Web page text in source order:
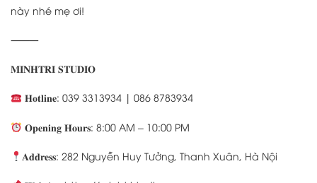
này nhé mẹ ơi!
⸻
𝐌𝐈𝐍𝐇𝐓𝐑𝐈 𝐒𝐓𝐔𝐃𝐈𝐎
𝐇𝐨𝐭𝐥𝐢𝐧𝐞: 039 3313934 | 086 8783934
𝐎𝐩𝐞𝐧𝐢𝐧𝐠 𝐇𝐨𝐮𝐫𝐬: 8:00 AM – 10:00 PM
𝐀𝐝𝐝𝐫𝐞𝐬𝐬: 282 Nguyễn Huy Tưởng, Thanh Xuân, Hà Nội